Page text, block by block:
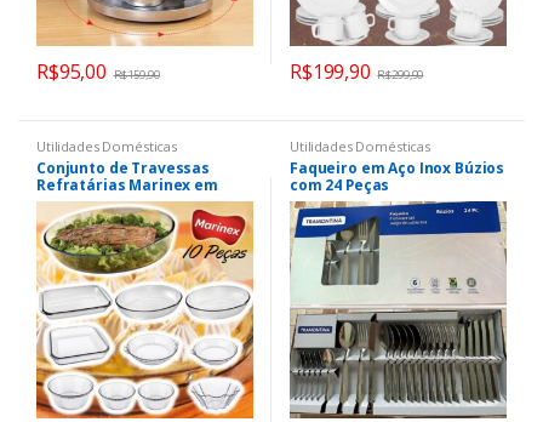
R$95,00 R$159,90 R$199,90 R$299,90
Utilidades Domésticas
Conjunto de Travessas
Refratárias Marinex em
Vidro – 10 Peças
Utilidades Domésticas
Faqueiro em Aço Inox Búzios
com 24 Peças